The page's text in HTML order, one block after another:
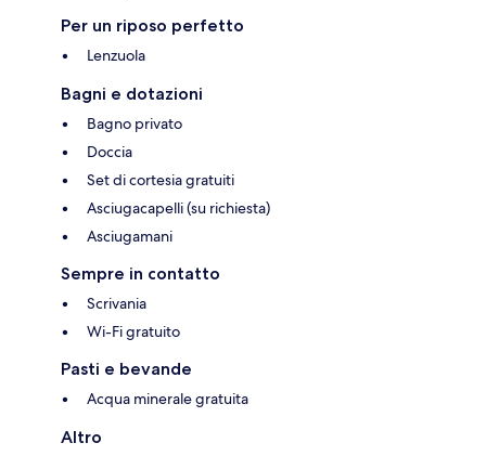
Per un riposo perfetto
Lenzuola
Bagni e dotazioni
Bagno privato
Doccia
Set di cortesia gratuiti
Asciugacapelli (su richiesta)
Asciugamani
Sempre in contatto
Scrivania
Wi-Fi gratuito
Pasti e bevande
Acqua minerale gratuita
Altro